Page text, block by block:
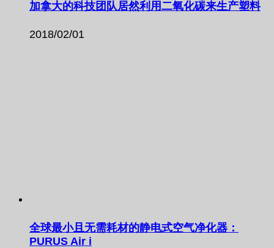
加拿大的科技团队居然利用二氧化碳来生产塑料
2018/02/01
全球最小且无需耗材的静电式空气净化器：
PURUS Air i